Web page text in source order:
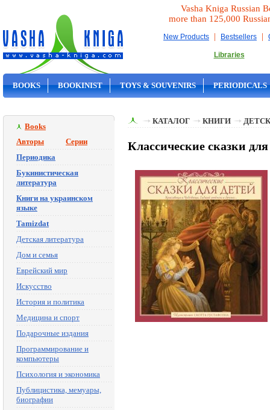
Vasha Kniga Russian
more than 125,000
New Products | Bestsellers |
Libraries
BOOKS BOOKINIST TOYS & SOUVENIRS PERIODICALS
Books
Авторы
Серии
Периодика
Букинистическая
литература
Книги на украинском
языке
Tamizdat
Детская литература
Дом и семья
Еврейский мир
Искусство
История и политика
Медицина и спорт
Подарочные издания
Программирование и
компьютеры
Психология и экономика
Публицистика, мемуары,
биографии
КАТАЛОГ КНИГИ
Классические сказки для